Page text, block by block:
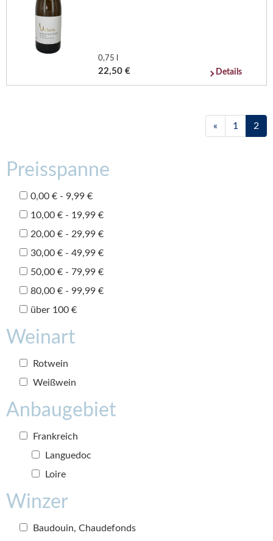
0,75 l
22,50 € Details
« 1 2
Preisspanne
0,00 € - 9,99 €
10,00 € - 19,99 €
20,00 € - 29,99 €
30,00 € - 49,99 €
50,00 € - 79,99 €
80,00 € - 99,99 €
über 100 €
Weinart
Rotwein
Weißwein
Anbaugebiet
Frankreich
Languedoc
Loire
Winzer
Baudouin, Chaudefonds